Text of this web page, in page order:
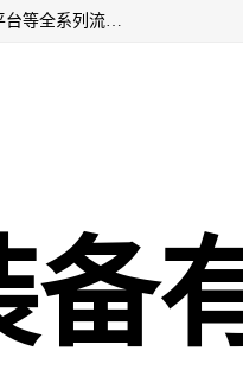
连云港深达石化装备有限公司是从事定量装车系统、船用流体装卸臂、陆用流体装卸臂（鹤管）、活动梯、钢构平台等全系列流体装卸设备的设计、制造、销售以及服务的专业供应商。公司始终以客户为中心，密切跟踪国内外油气储运及装卸设备先进技术的发展，以先进的技术、优质的产品、一流的服务，满足客户需求。